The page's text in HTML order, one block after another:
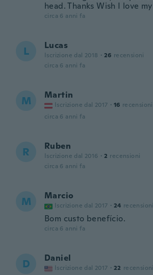
head. Thanks Wish I love
circa 6 anni fa
L Lucas
Iscrizione dal 2018 · 26 recensioni
circa 6 anni fa
M Martin
Iscrizione dal 2017 · 16 recensioni
circa 6 anni fa
R Ruben
Iscrizione dal 2016 · 2 recensioni
circa 6 anni fa
M Marcio
Iscrizione dal 2017 · 24 recensioni
Bom custo benefício.
circa 6 anni fa
D Daniel
Iscrizione dal 2017 · 22 recensioni